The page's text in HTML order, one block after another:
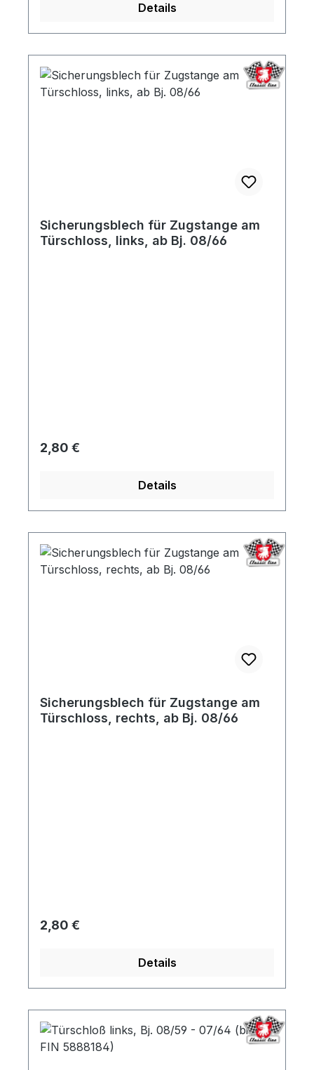
Details
Sicherungsblech für Zugstange am
Türschloss, links, ab Bj. 08/66
Regulärer Preis:
2,80 €
Details
Sicherungsblech für Zugstange am
Türschloss, rechts, ab Bj. 08/66
Regulärer Preis:
2,80 €
Details